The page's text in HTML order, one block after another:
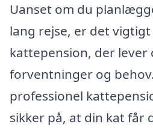
Uanset om du
lang rejse, er det
kattepension, der lever
forventninger og
professionel
sikker på, at din kat får